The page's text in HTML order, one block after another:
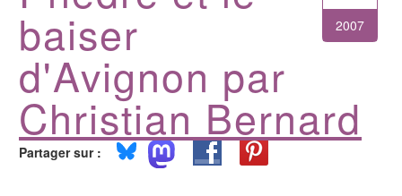
2007
baiser
d'Avignon par
Christian Bernard
Partager sur :